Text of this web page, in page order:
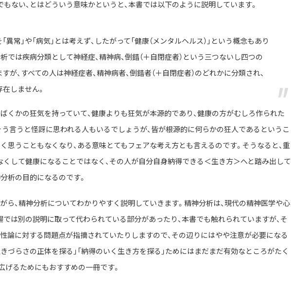
ない、とはどういう意味かというと、本書では以下のように説明しています。
常」や「病気」とは考えず、したがって「健康（メンタルヘルス）」という概念もあり
では疾病分類として神経症、精神病、倒錯（＋自閉症者）という三つないし四つの
が、すべての人は神経症者、精神病者、倒錯者（＋自閉症者）のどれかに分類され、
在しません。
ばくかの狂気を持っていて、健康よりも狂気が本源的であり、健康の方がむしろ作られた
う言うと怪訝に思われる人もいるでしょうが、皆が根源的に何らかの狂人であるというこ
く思うこともなくなり、ある意味とてもフェアな考え方とも言えるのです。そうなると、重
くして健康になることではなく、その人が自分自身納得できる＜生き方＞へと踏み出して
析の目的になるのです。
ら、精神分析についてわかりやすく説明していきます。精神分析は、現代の精神医学や心
では別の説明に取って代わられている部分があったり、本書でも触れられていますが、そ
論に対する問題点が指摘されていたりしますので、その辺りにはやや注意が必要になる
づらさの正体を探る」「納得のいく生き方を探る」ためにはまだまだ有効なところがたく
げるためにもおすすめの一冊です。